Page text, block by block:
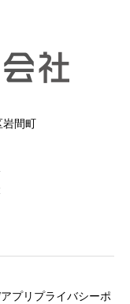
岩間町
プリプライバシーポ